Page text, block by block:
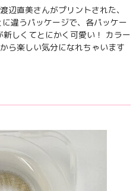
辺直美さんがプリントされた、
違うパッケージで、各パッケー
しくてとにかく可愛い！ カラー
ら楽しい気分になれちゃいます